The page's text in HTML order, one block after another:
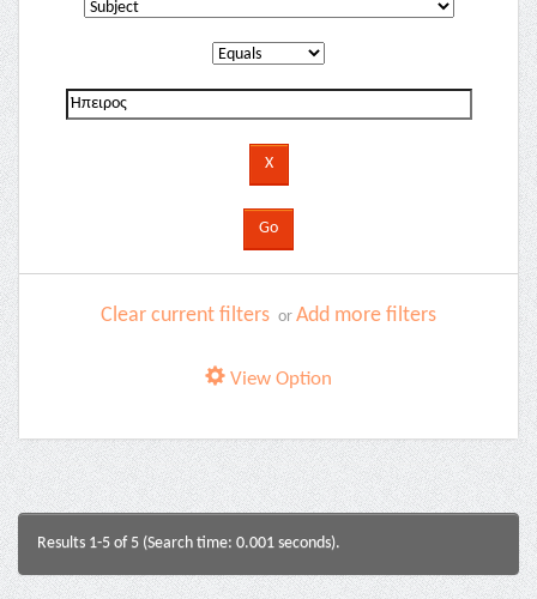
Clear current filters or Add more filters
View Option
Results 1-5 of 5 (Search time: 0.001 seconds).